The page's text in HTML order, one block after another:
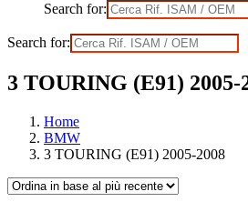
Search for:
Search for:
3 TOURING (E91) 2005-
Home
BMW
3 TOURING (E91) 2005-2008